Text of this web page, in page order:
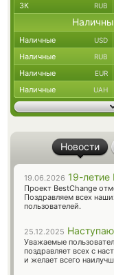
ЗК RUB
Наличные USD
Наличные RUB
Наличные EUR
Наличные UAH
Новости
19.06.2026 19-летие
Проект BestChange
Поздравляем всех
пользователей.
25.12.2025
Уважаемые
поздравляет всех с
и желает всего